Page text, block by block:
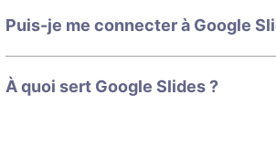
Puis-je me connecter à Google
À quoi sert Google Slides ?